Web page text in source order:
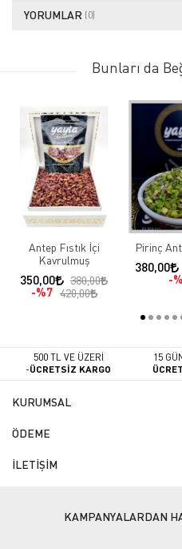
YORUMLAR (0)
Bunları da
Antep Fıstık İçi
Kavrulmuş
350,00
380,00
%7 420,00
Pirinç
380,00
500 TL VE ÜZERİ
-ÜCRETSİZ KARGO
15
KURUMSAL
ÖDEME
İLETİŞİM
KAMPANYALARDAN